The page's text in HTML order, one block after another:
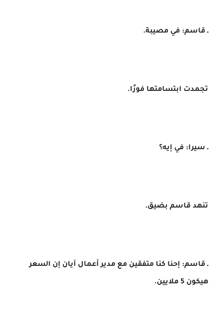
ـ قاسم: في مصيبة.
تجمدت ابتسامتها فورًا.
ـ سيرا: في إيه؟
تنهد قاسم بضيق.
ـ قاسم: إحنا كنا متفقين مع مدير أعمال آيان إن السعر
هيكون 5 ملايين.